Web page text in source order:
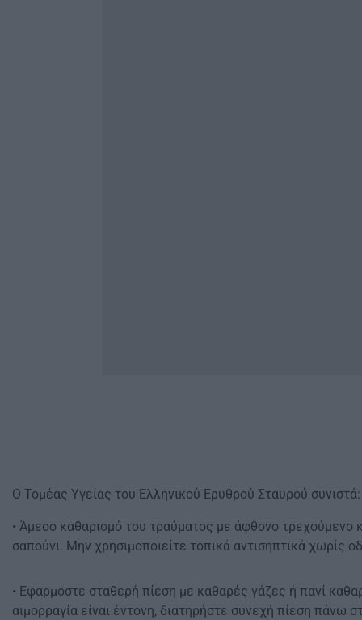
Ο Τομέας Υγείας του Ελληνικού Ερυθρού Σταυρού συνιστά:
• Άμεσο καθαρισμό του τραύματος με άφθονο τρεχούμενο
σαπούνι. Μην χρησιμοποιείτε τοπικά αντισηπτικά χωρίς
• Εφαρμόστε σταθερή πίεση με καθαρές γάζες ή πανί
αιμορραγία είναι έντονη, διατηρήστε συνεχή πίεση πάνω